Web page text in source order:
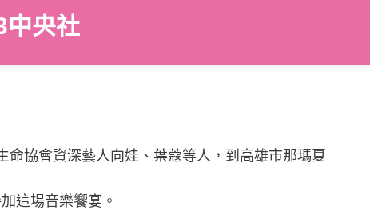
中央社
命協會資深藝人向娃、葉蔻等人，到高雄市那瑪夏
這場音樂饗宴。